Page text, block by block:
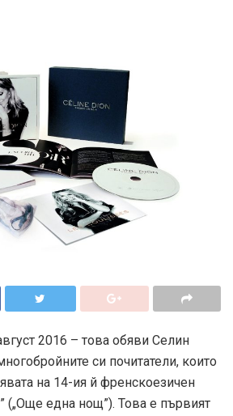
2016 – това обяви Селин
си почитатели, които
на 14-ия й френскоезичен
(„Още една нощ”). Това е първият